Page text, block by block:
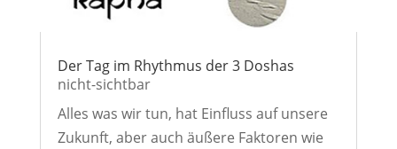
Der Tag im Rhythmus der 3 Doshas
nicht-sichtbar
Alles was wir tun, hat Einfluss auf unsere
Zukunft, aber auch äußere Faktoren wie